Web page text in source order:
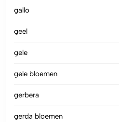
gallo
geel
gele
gele bloemen
gerbera
gerda bloemen